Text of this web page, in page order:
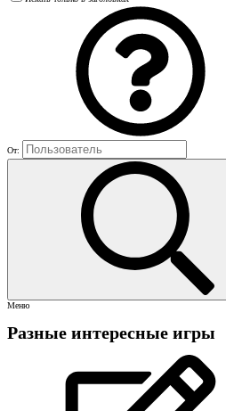
От:
Меню
Разные интересные игры